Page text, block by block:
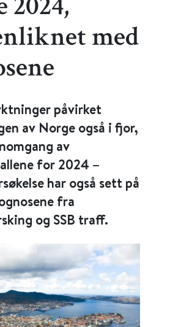
2024,
med
påvirket
av Norge også i fjor,
av
for 2024 –
har også sett på
fra
og SSB traff.